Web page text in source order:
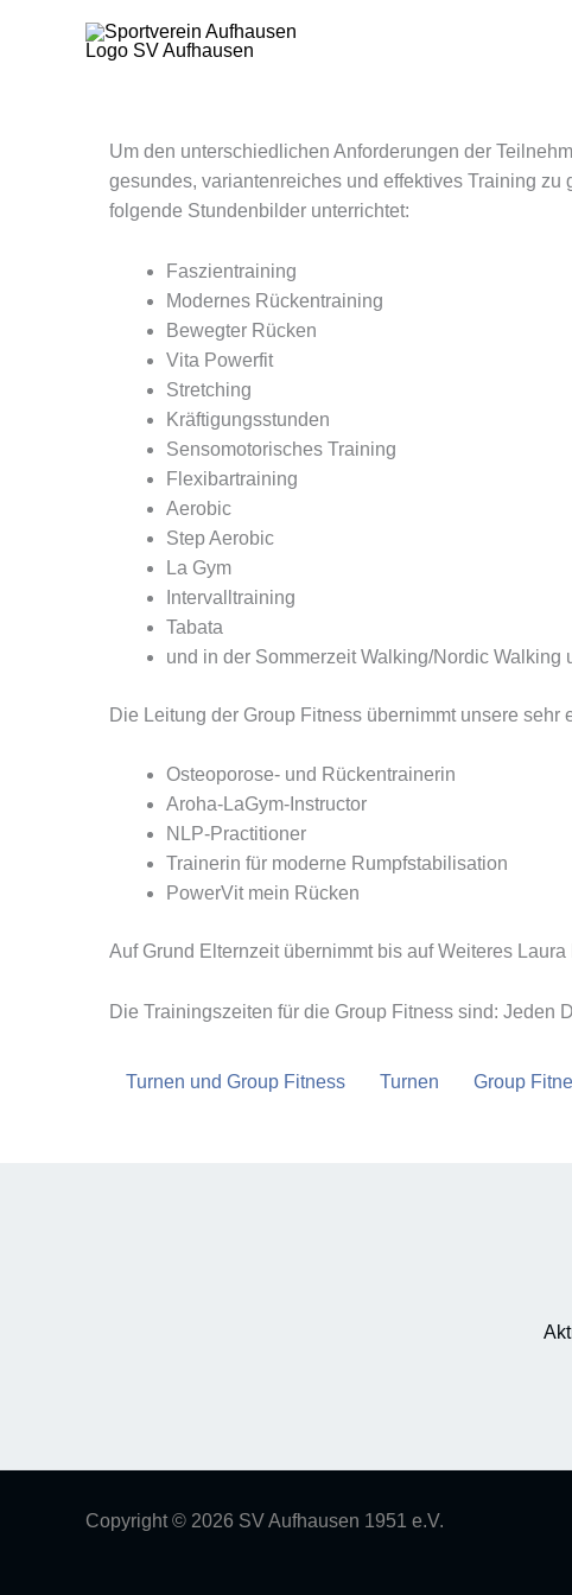
Um den unterschiedlichen Anforderungen der
gesundes, variantenreiches und effektives Training
folgende Stundenbilder unterrichtet:
Faszientraining
Modernes Rückentraining
Bewegter Rücken
Vita Powerfit
Stretching
Kräftigungsstunden
Sensomotorisches Training
Flexibartraining
Aerobic
Step Aerobic
La Gym
Intervalltraining
Tabata
und in der Sommerzeit Walking/Nordic Walking
Die Leitung der Group Fitness übernimmt unsere
Osteoporose- und Rückentrainerin
Aroha-LaGym-Instructor
NLP-Practitioner
Trainerin für moderne Rumpfstabilisation
PowerVit mein Rücken
Auf Grund Elternzeit übernimmt bis auf Weiteres
Die Trainingszeiten für die Group Fitness sind: Jeden
Turnen und Group Fitness Turnen Group
Copyright © 2026 SV Aufhausen 1951 e.V.